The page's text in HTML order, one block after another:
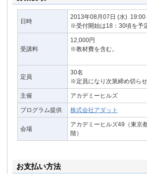
日時
2013年08月07日 (水) 19:00
※受付開始は18：30頃を予
受講料
12,000円
※教材費を含む。
定員
30名
※定員になり次第締め切ら
主催 アカデミーヒルズ
プログラム提供 株式会社アダット
会場
アカデミーヒルズ49（東京
階）
お支払い方法